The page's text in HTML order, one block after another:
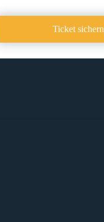
Ticket sichern